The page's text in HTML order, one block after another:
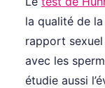
la qualité de
rapport
avec les
étudie aussi